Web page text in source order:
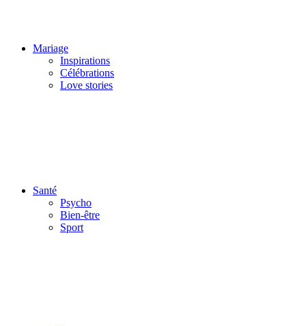
Mariage
Inspirations
Célébrations
Love stories
Santé
Psycho
Bien-être
Sport